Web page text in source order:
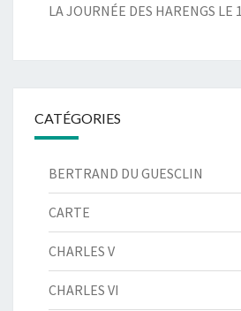
LA JOURNÉE DES HARENGS LE
CATÉGORIES
BERTRAND DU GUESCLIN
CARTE
CHARLES V
CHARLES VI